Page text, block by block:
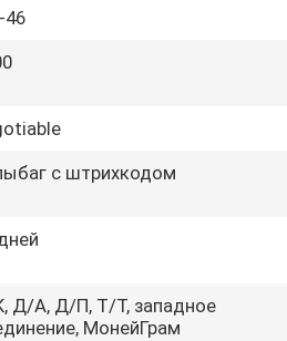
с штрихкодом
Д/А, Д/П, Т/Т, западное
МонейГрам